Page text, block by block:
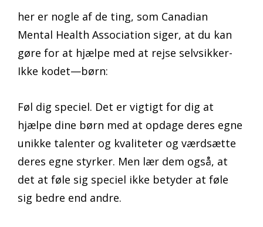
her er nogle af de ting, som Canadian
Mental Health Association siger, at du kan
gøre for at hjælpe med at rejse selvsikker-
Ikke kodet—børn:
Føl dig speciel. Det er vigtigt for dig at
hjælpe dine børn med at opdage deres egne
unikke talenter og kvaliteter og værdsætte
deres egne styrker. Men lær dem også, at
det at føle sig speciel ikke betyder at føle
sig bedre end andre.